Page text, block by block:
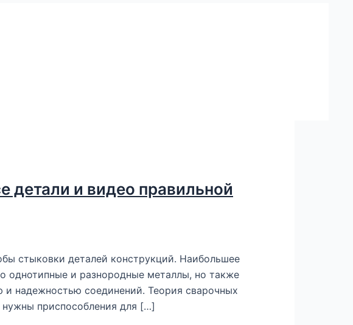
детали и видео правильной
стыковки деталей конструкций. Наибольшее
однотипные и разнородные металлы, но также
и надежностью соединений. Теория сварочных
приспособления для […]